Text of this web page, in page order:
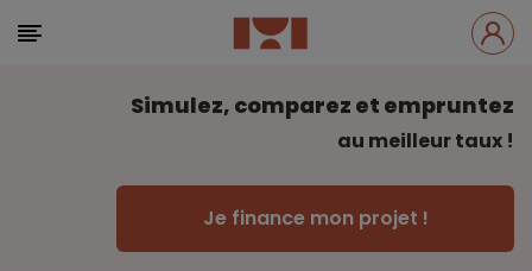
Simulez, comparez et empruntez
au meilleur taux !
Je finance mon projet !